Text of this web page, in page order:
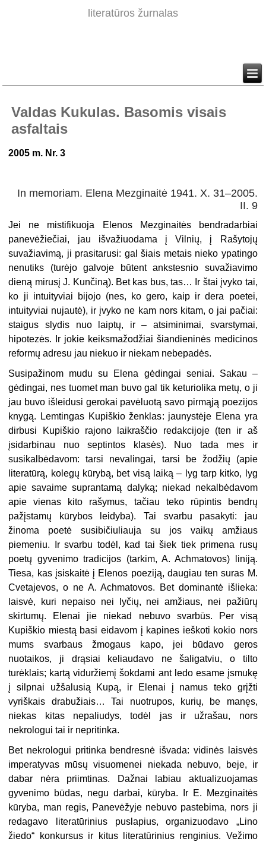
literatūros žurnalas
Valdas Kukulas. Basomis visais
asfaltais
2005 m. Nr. 3
In memoriam. Elena Mezginaitė 1941. X. 31–2005.
II. 9
Jei ne mistifikuoja Elenos Mezginaitės bendradarbiai
panevėžiečiai, jau išvažiuodama į Vilnių, į Rašytojų
suvažiavimą, ji prasitarusi: gal šiais metais nieko ypatingo
nenutiks (turėjo galvoje būtent ankstesnio suvažiavimo
dieną mirusį J. Kunčiną). Bet kas bus, tas… Ir štai įvyko tai,
ko ji intuityviai bijojo (nes, ko gero, kaip ir dera poetei,
intuityviai nujautė), ir įvyko ne kam nors kitam, o jai pačiai:
staigus slydis nuo laiptų, ir – atsiminimai, svarstymai,
hipotezės. Ir jokie keiksmažodžiai šiandieninės medicinos
reformų adresu jau niekuo ir niekam nebepadės.
Susipažinom mudu su Elena gėdingai seniai. Sakau –
gėdingai, nes tuomet man buvo gal tik keturiolika metų, o ji
jau buvo išleidusi gerokai pavėluotą savo pirmąją poezijos
knygą. Lemtingas Kupiškio ženklas: jaunystėje Elena yra
dirbusi Kupiškio rajono laikraščio redakcijoje (ten ir aš
įsidarbinau nuo septintos klasės). Nuo tada mes ir
susikalbėdavom: tarsi nevalingai, tarsi be žodžių (apie
literatūrą, kolegų kūrybą, bet visą laiką – lyg tarp kitko, lyg
apie savaime suprantamą dalyką; niekad nekalbėdavom
apie vienas kito rašymus, tačiau teko rūpintis bendrų
pažįstamų kūrybos leidyba). Tai svarbu pasakyti: jau
žinoma poetė susibičiuliauja su jos vaikų amžiaus
piemeniu. Ir svarbu todėl, kad tai šiek tiek primena rusų
poetų gyvenimo tradicijos (tarkim, A. Achmatovos) liniją.
Tiesa, kas įsiskaitė į Elenos poeziją, daugiau ten suras M.
Cvetajevos, o ne A. Achmatovos. Bet dominantė išlieka:
laisvė, kuri nepaiso nei lyčių, nei amžiaus, nei pažiūrų
skirtumų. Elenai jie niekad nebuvo svarbūs. Per visą
Kupiškio miestą basi eidavom į kapines ieškoti kokio nors
mums svarbaus žmogaus kapo, jei būdavo geros
nuotaikos, ji drąsiai keliaudavo ne šaligatviu, o tilto
turėklais; kartą viduržiemį šokdami ant ledo esame įsmukę
į silpnai užšalusią Kupą, ir Elenai į namus teko grįžti
vyriškais drabužiais… Tai nuotrupos, kurių, be manęs,
niekas kitas nepaliudys, todėl jas ir užrašau, nors
nekrologui tai ir nepritinka.
Bet nekrologui pritinka bendresnė išvada: vidinės laisvės
imperatyvas mūsų visuomenei niekada nebuvo, beje, ir
dabar nėra priimtinas. Dažnai labiau aktualizuojamas
gyvenimo būdas, negu darbai, kūryba. Ir E. Mezginaitės
kūryba, man regis, Panevėžyje nebuvo pastebima, nors ji
redagavo literatūrinius puslapius, organizuodavo „Lino
žiedo“ konkursus ir kitus literatūrinius renginius. Vežimo